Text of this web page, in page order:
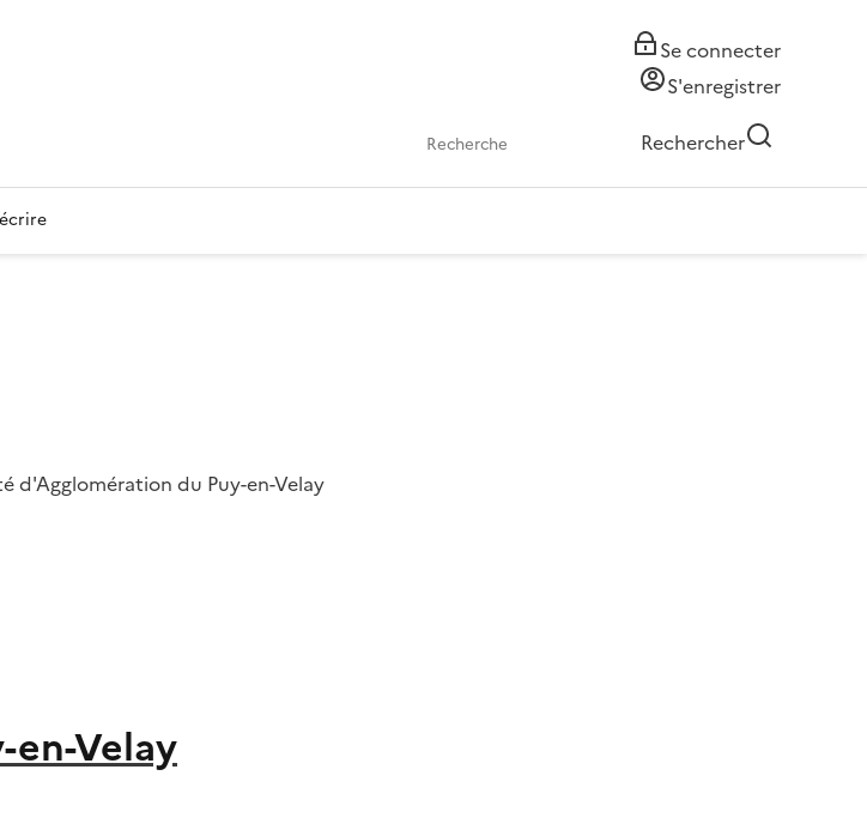
Se connecter
S'enregistrer
Rechercher
d'Agglomération du Puy-en-Velay
Velay